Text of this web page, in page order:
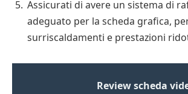
Assicurati di avere un sistema di
adeguato per la scheda grafica,
surriscaldamenti e prestazioni
Review scheda